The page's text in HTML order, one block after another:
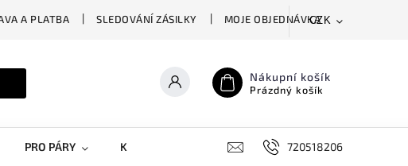
A PLATBA SLEDOVÁNÍ ZÁSILKY MOJE OBJEDNÁVKACZK
Nákupní košík
Prázdný košík
PRO PÁRY KRYTY NA MOBILY DOPLŇKY720518206